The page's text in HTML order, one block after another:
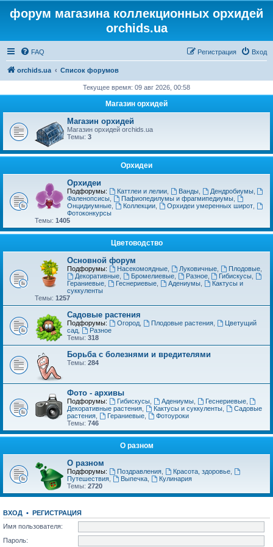
форум магазина коллекционных орхидей
orchids.ua
FAQ Вход
Регистрация
orchids.ua Список форумов
Текущее время: 09 авг 2026, 00:58
Магазин орхидей
Магазин орхидей
Магазин орхидей orchids.ua
Темы: 3
Орхидеи
Орхидеи
Подфорумы: Каттлеи и лелии, Ванды, Дендробиумы,
Фаленопсисы
Пафиопедилумы и фрагмипедиумы,
Онцидиумные
Коллекции, Орхидеи умеренных широт,
Фотоконкурсы
Темы: 1405
Цветоводство
Основной форум
Подфорумы: Насекомоядные, Луковичные, Плодовые,
Декоративные, Бромелиевые, Разное, Гибискусы
Гераниевые
Геснериевые, Адениумы,
Кактусы и
суккуленты
Темы: 1257
Садовые растения
Подфорумы: Огород, Плодовые растения,
Цветущий
сад
Разное
Темы: 318
Борьба с болезнями и вредителями
Темы: 284
Фото - архивы
Подфорумы: Гибискусы, Адениумы, Геснериевые,
Декоративные растения
Кактусы и суккуленты,
Садовые
растения
Гераниевые,
Фотоуроки
Темы: 746
О разном
О разном
Подфорумы: Поздравления, Красота, здоровье,
Путешествия
Выпечка,
Кулинария
Темы: 2720
ВХОД • РЕГИСТРАЦИЯ
Имя пользователя:
Пароль: